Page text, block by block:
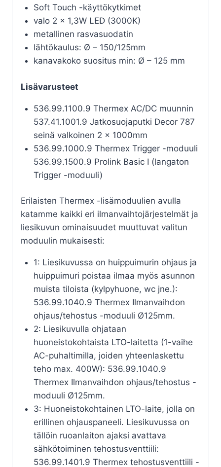
Soft Touch -käyttökytkimet
valo 2 x 1,3W LED (3000K)
metallinen rasvasuodatin
lähtökaulus: Ø – 150/125mm
kanavakoko suositus min: Ø – 125 mm
Lisävarusteet
536.99.1100.9 Thermex AC/DC muunnin
537.41.1001.9 Jatkosuojaputki Decor 787
seinä valkoinen 2 x 1000mm
536.99.1000.9 Thermex Trigger -moduuli
536.99.1500.9 Prolink Basic I (langaton
Trigger -moduuli)
Erilaisten Thermex -lisämoduulien avulla
katamme kaikki eri ilmanvaihtojärjestelmät ja
liesikuvun ominaisuudet muuttuvat valitun
moduulin mukaisesti:
1: Liesikuvussa on huippuimurin ohjaus ja
huippuimuri poistaa ilmaa myös asunnon
muista tiloista (kylpyhuone, wc jne.):
536.99.1040.9 Thermex Ilmanvaihdon
ohjaus/tehostus -moduuli Ø125mm.
2: Liesikuvulla ohjataan
huoneistokohtaista LTO-laitetta (1-vaihe
AC-puhaltimilla, joiden yhteenlaskettu
teho max. 400W): 536.99.1040.9
Thermex Ilmanvaihdon ohjaus/tehostus -
moduuli Ø125mm.
3: Huoneistokohtainen LTO-laite, jolla on
erillinen ohjauspaneeli. Liesikuvussa on
tällöin ruoanlaiton ajaksi avattava
sähkötoiminen tehostusventtiili:
536.99.1401.9 Thermex tehostusventtiili -